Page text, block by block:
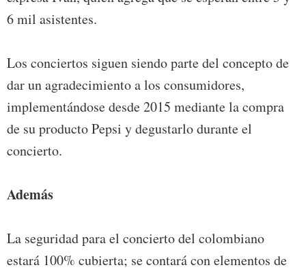
6 mil asistentes.
Los conciertos siguen siendo parte del concepto de
dar un agradecimiento a los consumidores,
implementándose desde 2015 mediante la compra
de su producto Pepsi y degustarlo durante el
concierto.
Además
La seguridad para el concierto del colombiano
estará 100% cubierta; se contará con elementos de